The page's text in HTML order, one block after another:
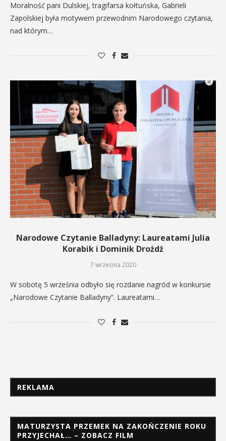
Moralność pani Dulskiej, tragifarsa kołtuńska, Gabrieli
Zapolskiej była motywem przewodnim Narodowego czytania,
nad którym…
Narodowe Czytanie Balladyny: Laureatami Julia
Korabik i Dominik Drożdż
7 września 2020
W sobotę 5 września odbyło się rozdanie nagród w konkursie
„Narodowe Czytanie Balladyny”. Laureatami…
REKLAMA
MATURZYSTA PRZEMEK NA ZAKOŃCZENIE ROKU
PRZYJECHAŁ… – ZOBACZ FILM